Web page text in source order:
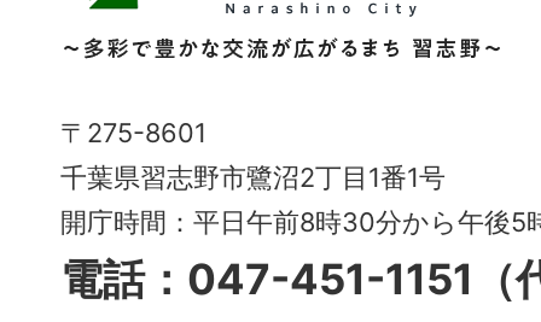
野
市
Narashino
City
～
多
彩
〒275-8601
千葉県習志野市鷺沼2丁目1番1号
開庁時間：平日午前8時30分から午後5
電話：047-451-1151（